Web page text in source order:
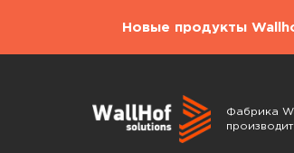
Новые продукты
Фабрика